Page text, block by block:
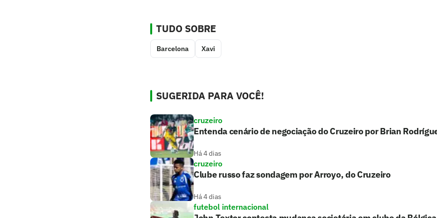
TUDO SOBRE
Barcelona Xavi
SUGERIDA PARA VOCÊ!
cruzeiro
Entenda cenário de negociação do Cruzeiro por Brian
Há 4 dias
cruzeiro
Clube russo faz sondagem por Arroyo, do Cruzeiro
Há 4 dias
futebol internacional